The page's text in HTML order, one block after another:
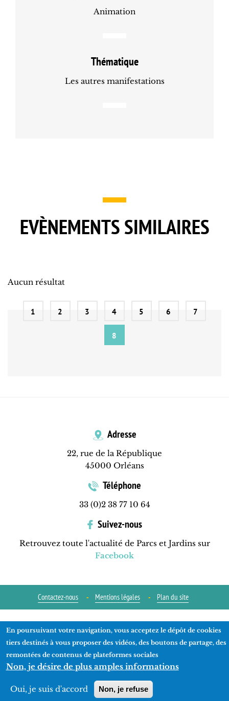
Animation
Thématique
Les autres manifestations
EVÈNEMENTS SIMILAIRES
Aucun résultat
1 2 3 4 5 6 7
8
Adresse
22, rue de la République
45000 Orléans
Téléphone
33 (0)2 38 77 10 64
Suivez-nous
Retrouvez toute l'actualité de Parcs et Jardins sur
Facebook
Contactez-nous Mentions légales Plan du site
Réalisationads-COM
En poursuivant votre navigation, vous acceptez le dépôt de cookies
tiers destinés à vous proposer des vidéos, des boutons de partage, des
remontées de contenus de plateformes sociales
Non, je désire de plus amples informations
Oui, je suis d'accord Non, je refuse